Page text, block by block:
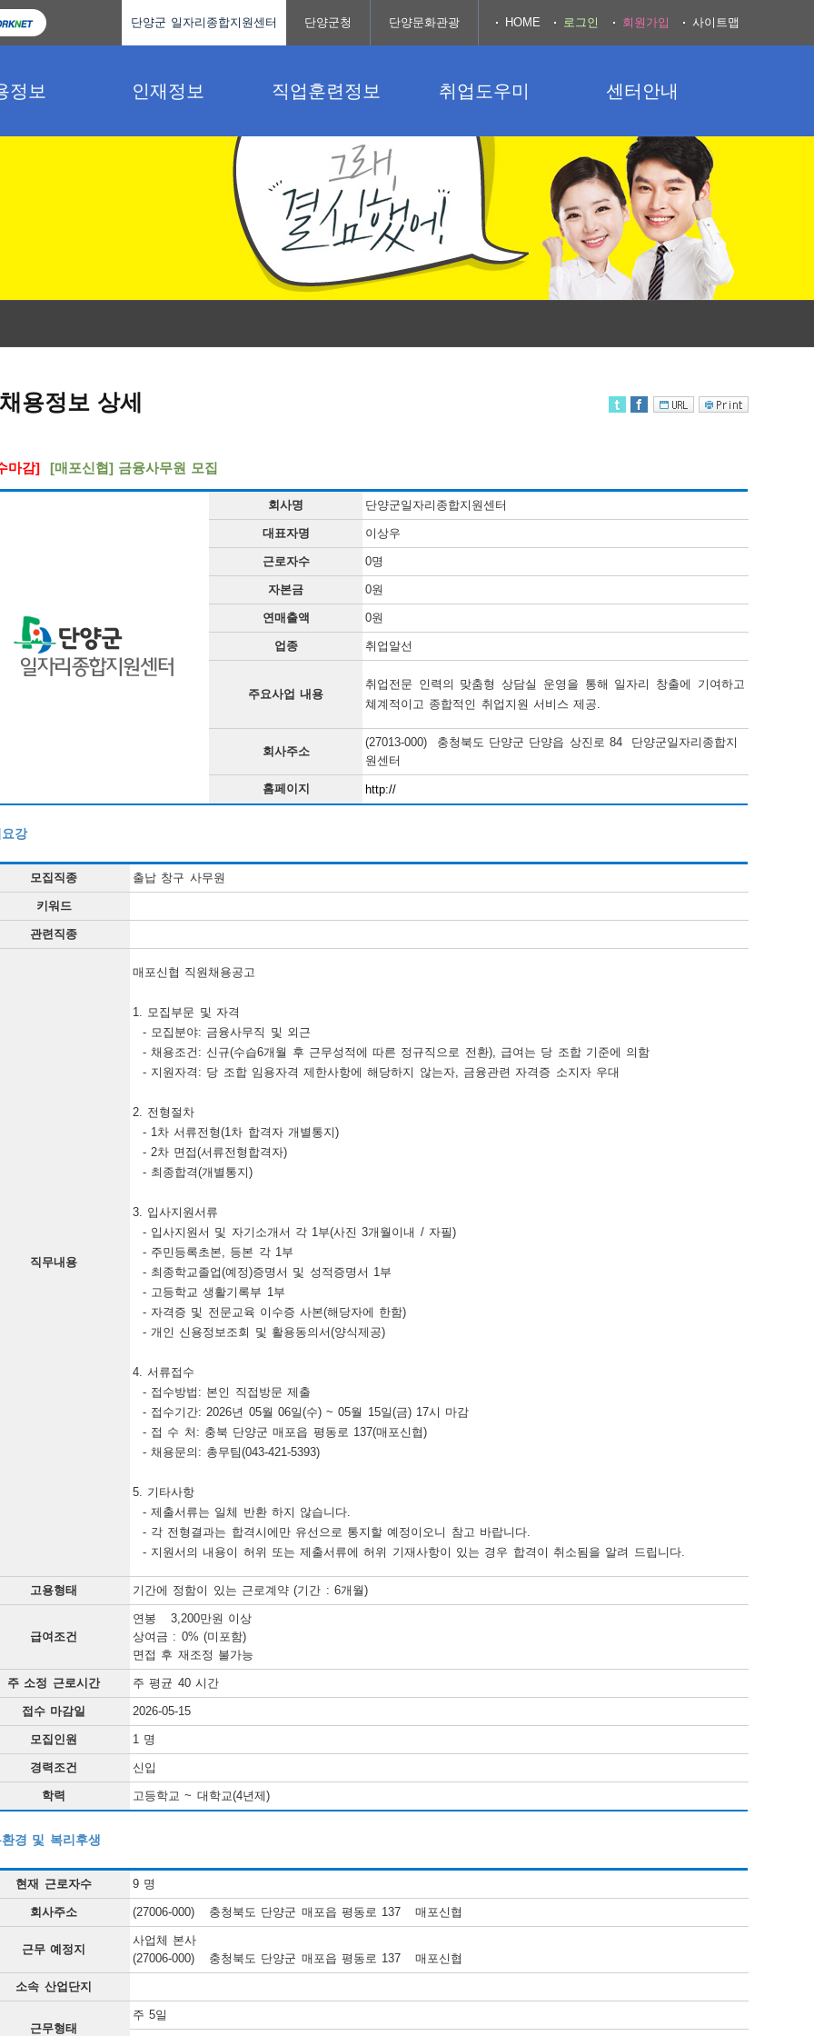
정보 인재정보 직업훈련정보 취업도우미 센터안내
단양군 일자리종합지원센터 단양군청 단양문화관광 HOME 로그인 회원가입 사이트맵
채용정보 상세
마감] [매포신협] 금융사무원 모집
회사명 단양군일자리종합지원센터
대표자명 이상우
근로자수 0명
자본금 0원
연매출액 0원
업종 취업알선
주요사업 내용
취업전문 인력의 맞춤형 상담실 운영을 통해 일자리 창출에 기여하고
쳬계적이고 종합적인 취업지원 서비스 제공.
회사주소
(27013-000) 충청북도 단양군 단양읍 상진로 84 단양군일자리종합지
원센터
홈페이지 http://
강
모집직종 출납 창구 사무원
키워드
관련직종
직무내용
매포신협 직원채용공고
1. 모집부문 및 자격
2. 전형절차
3. 입사지원서류
4. 서류접수
5. 기타사항
  - 지원서의 내용이 허위 또는 제출서류에 허위 기재사항이 있는 경우 합격이 취소됨을 알려 드립니다.
고용형태 기간에 정함이 있는 근로계약 (기간 : 6개월)
급여조건
연봉 3,200만원 이상
상여금 : 0% (미포함)
면접 후 재조정 불가능
주 소정 근로시간 주 평균 40 시간
접수 마감일 2026-05-15
모집인원 1 명
경력조건 신입
학력 고등학교 ~ 대학교(4년제)
경 및 복리후생
현재 근로자수 9 명
회사주소 (27006-000) 충청북도 단양군 매포읍 평동로 137 매포신협
근무 예정지
사업체 본사
(27006-000) 충청북도 단양군 매포읍 평동로 137 매포신협
소속 산업단지
근무형태
주 5일